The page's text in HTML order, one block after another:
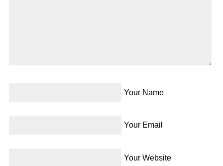
Your Name
Your Email
Your Website